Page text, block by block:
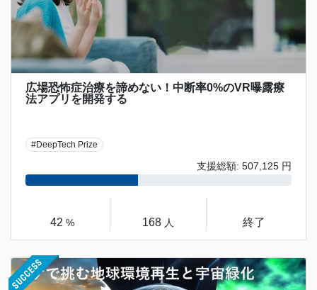
広場恐怖症治療を諦めない！中断率0%のVR曝露療
法アプリを開発する
#DeepTech Prize
支援総額: 507,125 円
42% 168 人 終了